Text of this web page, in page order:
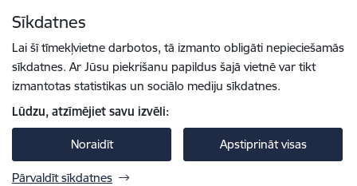
Sīkdatnes
Lai šī tīmekļvietne darbotos, tā izmanto obligāti nepieciešamās
sīkdatnes. Ar Jūsu piekrišanu papildus šajā vietnē var tikt
izmantotas statistikas un sociālo mediju sīkdatnes.
Lūdzu, atzīmējiet savu izvēli:
Noraidīt Apstiprināt visas
Pārvaldīt sīkdatnes